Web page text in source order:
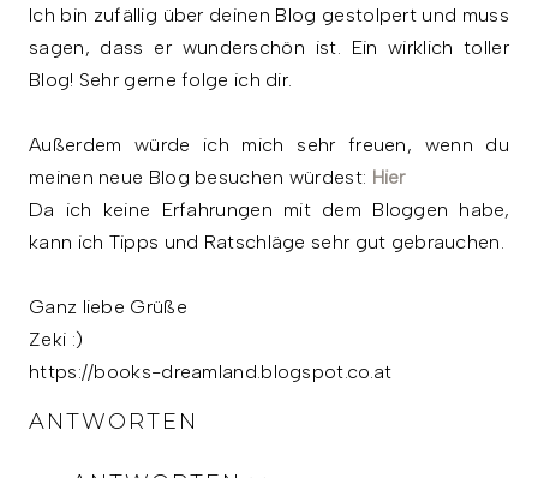
Ich bin zufällig über deinen Blog gestolpert und muss
sagen, dass er wunderschön ist. Ein wirklich toller
Blog! Sehr gerne folge ich dir.
Außerdem würde ich mich sehr freuen, wenn du
meinen neue Blog besuchen würdest: Hier
Da ich keine Erfahrungen mit dem Bloggen habe,
kann ich Tipps und Ratschläge sehr gut gebrauchen.
Ganz liebe Grüße
Zeki :)
https://books-dreamland.blogspot.co.at
ANTWORTEN